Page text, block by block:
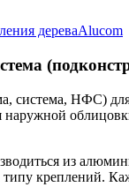
дереваAlucom
система, НФС)
из
креплений.